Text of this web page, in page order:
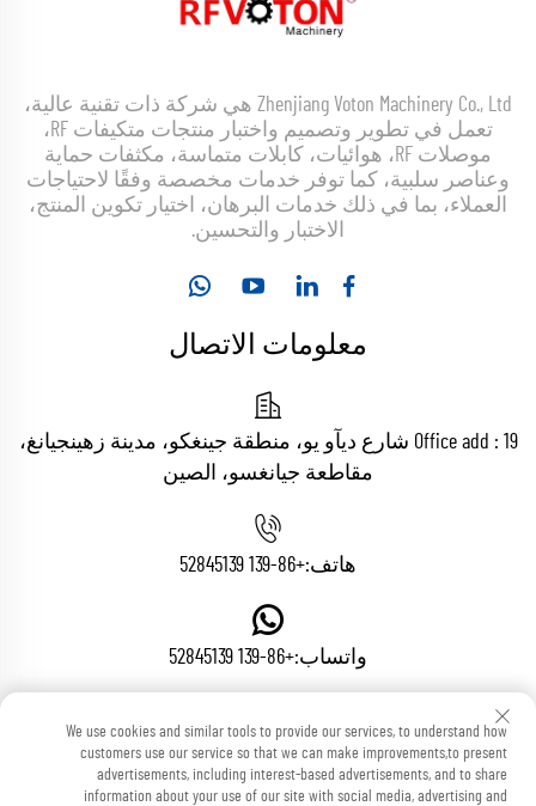
Zhenjiang Voton Machinery Co., Ltd هي شركة ذات تقنية عالية،
تعمل في تطوير وتصميم واختبار منتجات متكيفات RF،
موصلات RF، هوائيات، كابلات متماسة، مكثفات حماية
وعناصر سلبية، كما توفر خدمات مخصصة وفقًا لاحتياجات
العملاء، بما في ذلك خدمات البرهان، اختيار تكوين المنتج،
الاختبار والتحسين.
معلومات الاتصال
Office add : 19 شارع ديآو يو، منطقة جينغكو، مدينة زهينجيانغ،
مقاطعة جيانغسو، الصين
هاتف:+86-139 52845139
واتساب:+86-139 52845139
البريد الإلكتروني:[email protected]
We use cookies and similar tools to provide our services, to understand how
customers use our service so that we can make improvements,to present
advertisements, including interest-based advertisements, and to share
information about your use of our site with social media, advertising and